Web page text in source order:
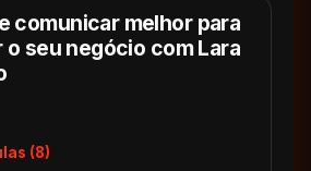
comunicar melhor para
o seu negócio com Lara
(8)